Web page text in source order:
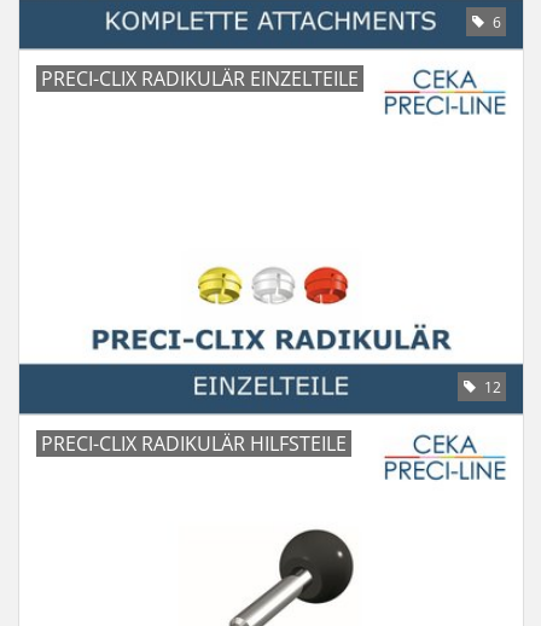
6
PRECI-CLIX RADIKULÄR EINZELTEILE
12
PRECI-CLIX RADIKULÄR HILFSTEILE